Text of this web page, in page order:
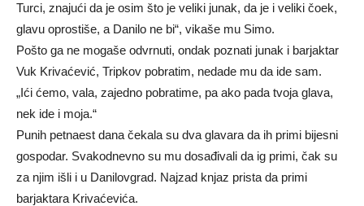
Turci, znajući da je osim što je veliki junak, da je i veliki čoek,
glavu oprostiše, a Danilo ne bi“, vikaše mu Simo.
Pošto ga ne mogaše odvrnuti, ondak poznati junak i barjaktar
Vuk Krivaćević, Tripkov pobratim, nedade mu da ide sam.
„Ići ćemo, vala, zajedno pobratime, pa ako pada tvoja glava,
nek ide i moja.“
Punih petnaest dana čekala su dva glavara da ih primi bijesni
gospodar. Svakodnevno su mu dosađivali da ig primi, čak su
za njim išli i u Danilovgrad. Najzad knjaz prista da primi
barjaktara Krivaćevića.